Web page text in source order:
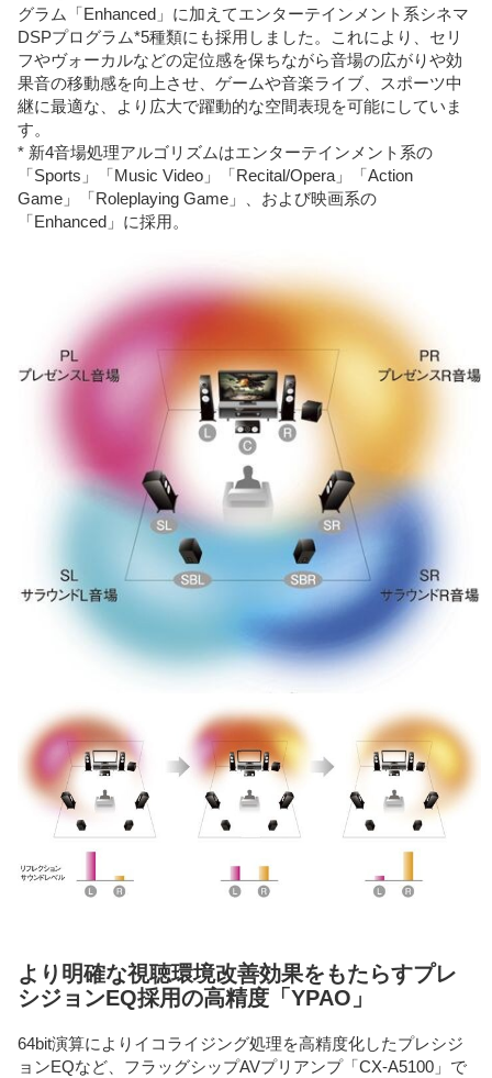
グラム「Enhanced」に加えてエンターテインメント系シネマ
DSPプログラム*5種類にも採用しました。これにより、セリ
フやヴォーカルなどの定位感を保ちながら音場の広がりや効
果音の移動感を向上させ、ゲームや音楽ライブ、スポーツ中
継に最適な、より広大で躍動的な空間表現を可能にしていま
す。
* 新4音場処理アルゴリズムはエンターテインメント系の
「Sports」「Music Video」「Recital/Opera」「Action
Game」「Roleplaying Game」、および映画系の
「Enhanced」に採用。
より明確な視聴環境改善効果をもたらすプレ
シジョンEQ採用の高精度「YPAO」
64bit演算によりイコライジング処理を高精度化したプレシジ
ョンEQなど、フラッグシップAVプリアンプ「CX-A5100」で